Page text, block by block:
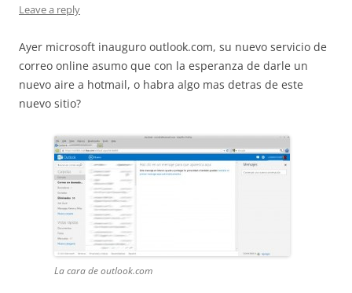
Leave a reply
Ayer microsoft inauguro outlook.com, su nuevo servicio de
correo online asumo que con la esperanza de darle un
nuevo aire a hotmail, o habra algo mas detras de este
nuevo sitio?
La cara de outlook.com